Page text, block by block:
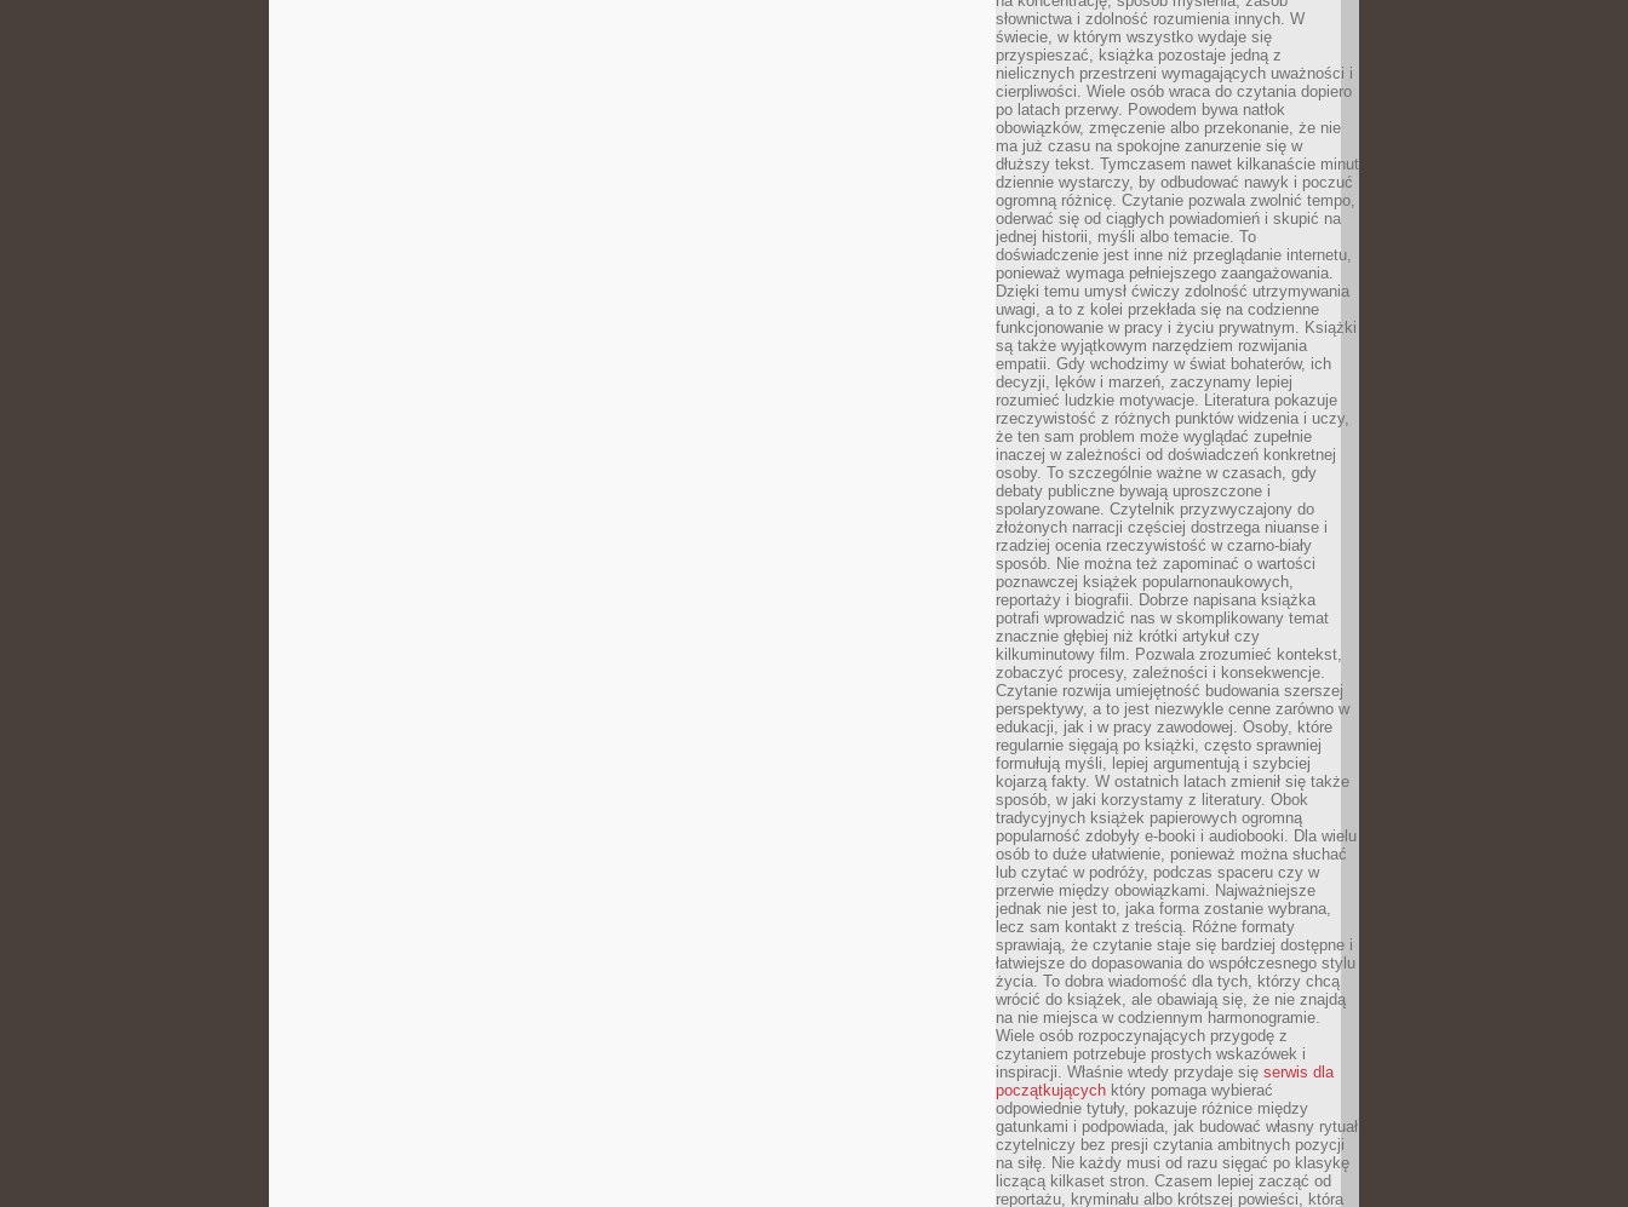
słownictwa i zdolność rozumienia innych. W
świecie, w którym wszystko wydaje się
przyspieszać, książka pozostaje jedną z
nielicznych przestrzeni wymagających uważności i
cierpliwości. Wiele osób wraca do czytania dopiero
po latach przerwy. Powodem bywa natłok
obowiązków, zmęczenie albo przekonanie, że nie
ma już czasu na spokojne zanurzenie się w
dłuższy tekst. Tymczasem nawet kilkanaście minut
dziennie wystarczy, by odbudować nawyk i poczuć
ogromną różnicę. Czytanie pozwala zwolnić tempo,
oderwać się od ciągłych powiadomień i skupić na
jednej historii, myśli albo temacie. To
doświadczenie jest inne niż przeglądanie internetu,
ponieważ wymaga pełniejszego zaangażowania.
Dzięki temu umysł ćwiczy zdolność utrzymywania
uwagi, a to z kolei przekłada się na codzienne
funkcjonowanie w pracy i życiu prywatnym. Książki
są także wyjątkowym narzędziem rozwijania
empatii. Gdy wchodzimy w świat bohaterów, ich
decyzji, lęków i marzeń, zaczynamy lepiej
rozumieć ludzkie motywacje. Literatura pokazuje
rzeczywistość z różnych punktów widzenia i uczy,
że ten sam problem może wyglądać zupełnie
inaczej w zależności od doświadczeń konkretnej
osoby. To szczególnie ważne w czasach, gdy
debaty publiczne bywają uproszczone i
spolaryzowane. Czytelnik przyzwyczajony do
złożonych narracji częściej dostrzega niuanse i
rzadziej ocenia rzeczywistość w czarno-biały
sposób. Nie można też zapominać o wartości
poznawczej książek popularnonaukowych,
reportaży i biografii. Dobrze napisana książka
potrafi wprowadzić nas w skomplikowany temat
znacznie głębiej niż krótki artykuł czy
kilkuminutowy film. Pozwala zrozumieć kontekst,
zobaczyć procesy, zależności i konsekwencje.
Czytanie rozwija umiejętność budowania szerszej
perspektywy, a to jest niezwykle cenne zarówno w
edukacji, jak i w pracy zawodowej. Osoby, które
regularnie sięgają po książki, często sprawniej
formułują myśli, lepiej argumentują i szybciej
kojarzą fakty. W ostatnich latach zmienił się także
sposób, w jaki korzystamy z literatury. Obok
tradycyjnych książek papierowych ogromną
popularność zdobyły e-booki i audiobooki. Dla wielu
osób to duże ułatwienie, ponieważ można słuchać
lub czytać w podróży, podczas spaceru czy w
przerwie między obowiązkami. Najważniejsze
jednak nie jest to, jaka forma zostanie wybrana,
lecz sam kontakt z treścią. Różne formaty
sprawiają, że czytanie staje się bardziej dostępne i
łatwiejsze do dopasowania do współczesnego stylu
życia. To dobra wiadomość dla tych, którzy chcą
wrócić do książek, ale obawiają się, że nie znajdą
na nie miejsca w codziennym harmonogramie.
Wiele osób rozpoczynających przygodę z
czytaniem potrzebuje prostych wskazówek i
inspiracji. Właśnie wtedy przydaje się serwis dla
początkujących który pomaga wybierać
odpowiednie tytuły, pokazuje różnice między
gatunkami i podpowiada, jak budować własny rytuał
czytelniczy bez presji czytania ambitnych pozycji
na siłę. Nie każdy musi od razu sięgać po klasykę
liczącą kilkaset stron. Czasem lepiej zacząć od
reportażu, kryminału albo krótszej powieści, która